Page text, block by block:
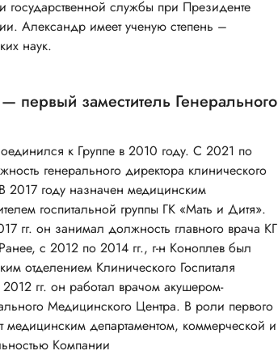
государственной службы при Президенте
Александр имеет ученую степень –
наук.
первый заместитель Генерального
к Группе в 2010 году. С 2021 по
генерального директора клинического
2017 году назначен медицинским
госпитальной группы ГК «Мать и Дитя».
гг. он занимал должность главного врача КГ
с 2012 по 2014 гг., г-н Коноплев был
отделением Клинического Госпиталя
гг. он работал врачом акушером-
Медицинского Центра. В роли первого
медицинским департаментом, коммерческой и
Компании